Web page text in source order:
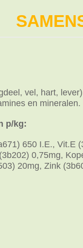
vel, hart,
en mineralen.
p/kg:
650 I.E., Vit.E
0,75mg,
20mg, Zink